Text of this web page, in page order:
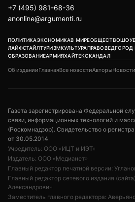
+7 (495) 981-68-36
anonline@argumenti.ru
ПОЛИТИКАЭКОНОМИКАВ МИРЕОБЩЕСТВО
ЛАЙФСТАЙЛТУРИЗМКУЛЬТУРАПРАВОВЕДГОРОД
ОБРАЗОВАНИЕАРМИЯХАЙТЕКСКАНДАЛ
Об изданииГлавнаяВсе новостиАвторы
Газета зарегистрирована Федеральной
связи, информационных технологий и
(Роскомнадзор). Свидетельство о
от 30.05.2014
Учредитель: ООО «ИЦТ и ИЭТ»
Издатель: ООО «Медианет»
Главный редактор печатной версии:
Главный редактор сетевого издания
Александрович
Заместитель главного редактора: